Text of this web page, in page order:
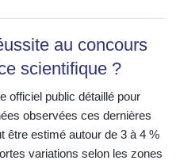
au concours
scientifique ?
officiel public détaillé pour
observées ces dernières
être estimé autour de 3 à 4 %
variations selon les zones